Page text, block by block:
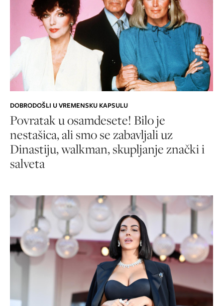
DOBRODOŠLI U VREMENSKU KAPSULU
Povratak u osamdesete! Bilo je
nestašica, ali smo se zabavljali uz
Dinastiju, walkman, skupljanje znački i
salveta